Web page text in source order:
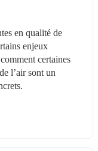
en qualité de
enjeux
certaines
l’air sont un